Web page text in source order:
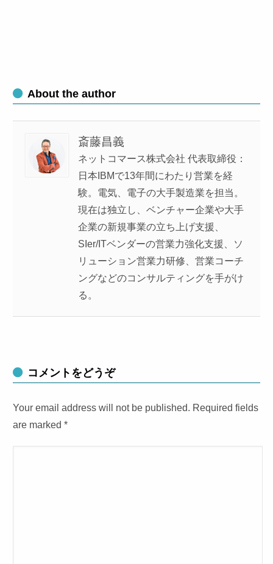
About the author
斎藤昌義
ネットコマース株式会社 代表取締役：
日本IBMで13年間にわたり営業を経
験。電気、電子の大手製造業を担当。
現在は独立し、ベンチャー企業や大手
企業の新規事業の立ち上げ支援、
SIer/ITベンダーの営業力強化支援、ソ
リューション営業力研修、営業コーチ
ングなどのコンサルティングを手がけ
る。
コメントをどうぞ
Your email address will not be published. Required fields
are marked*